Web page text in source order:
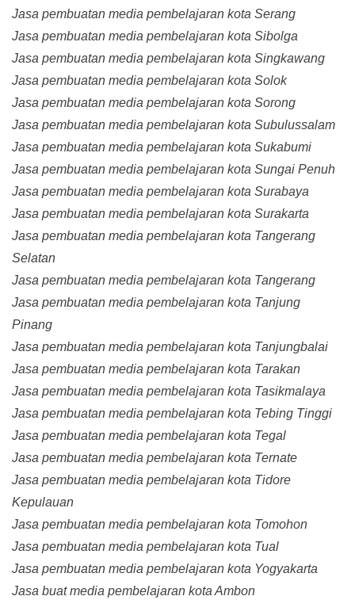
Jasa pembuatan media pembelajaran kota Serang
Jasa pembuatan media pembelajaran kota Sibolga
Jasa pembuatan media pembelajaran kota Singkawang
Jasa pembuatan media pembelajaran kota Solok
Jasa pembuatan media pembelajaran kota Sorong
Jasa pembuatan media pembelajaran kota Subulussalam
Jasa pembuatan media pembelajaran kota Sukabumi
Jasa pembuatan media pembelajaran kota Sungai Penuh
Jasa pembuatan media pembelajaran kota Surabaya
Jasa pembuatan media pembelajaran kota Surakarta
Jasa pembuatan media pembelajaran kota Tangerang
Selatan
Jasa pembuatan media pembelajaran kota Tangerang
Jasa pembuatan media pembelajaran kota Tanjung
Pinang
Jasa pembuatan media pembelajaran kota Tanjungbalai
Jasa pembuatan media pembelajaran kota Tarakan
Jasa pembuatan media pembelajaran kota Tasikmalaya
Jasa pembuatan media pembelajaran kota Tebing Tinggi
Jasa pembuatan media pembelajaran kota Tegal
Jasa pembuatan media pembelajaran kota Ternate
Jasa pembuatan media pembelajaran kota Tidore
Kepulauan
Jasa pembuatan media pembelajaran kota Tomohon
Jasa pembuatan media pembelajaran kota Tual
Jasa pembuatan media pembelajaran kota Yogyakarta
Jasa buat media pembelajaran kota Ambon